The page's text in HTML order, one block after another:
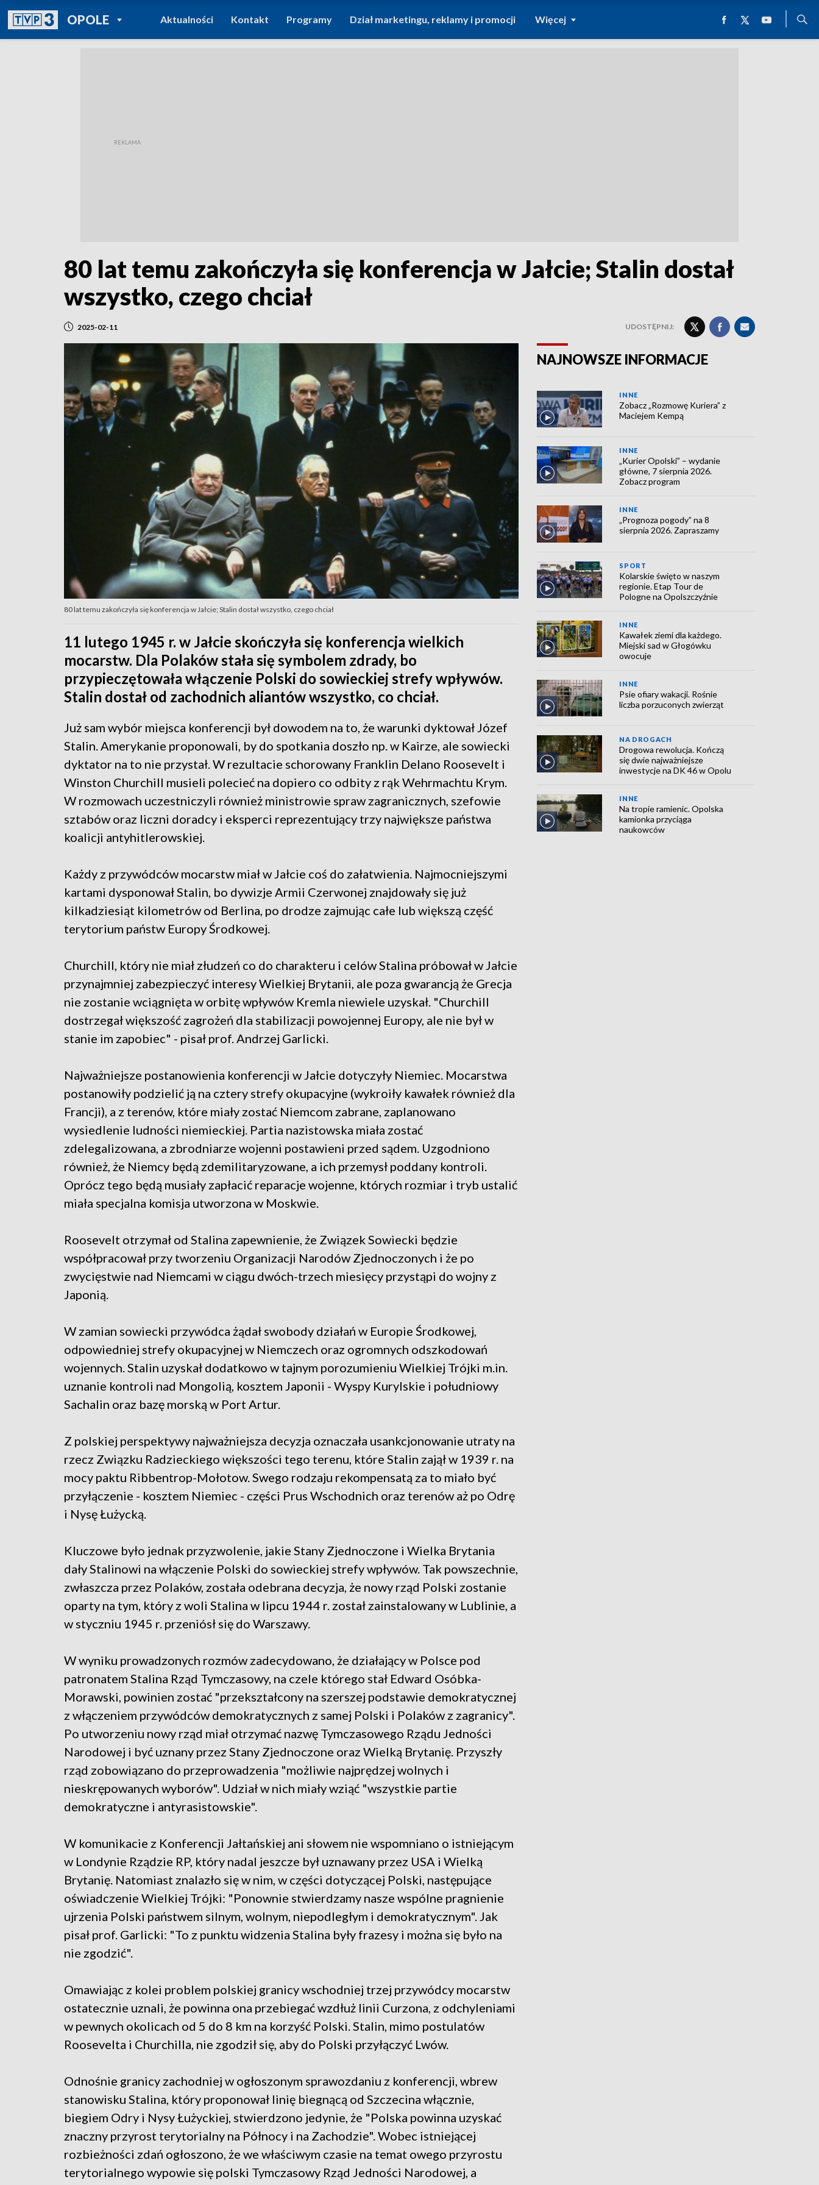
OPOLEPOWRÓT DO
TVP REGIONY
Aktualności Kontakt Programy Dział marketingu, reklamy i promocji Więcej
80 lat temu zakończyła się konferencja w Jałcie; Stalin dostał
wszystko, czego chciał
2025-02-11 UDOSTĘPNIJ:
80 lat temu zakończyła się konferencja w Jałcie; Stalin dostał wszystko, czego chciał
11 lutego 1945 r. w Jałcie skończyła się konferencja wielkich
mocarstw. Dla Polaków stała się symbolem zdrady, bo
przypieczętowała włączenie Polski do sowieckiej strefy wpływów.
Stalin dostał od zachodnich aliantów wszystko, co chciał.
Już sam wybór miejsca konferencji był dowodem na to, że warunki dyktował Józef
Stalin. Amerykanie proponowali, by do spotkania doszło np. w Kairze, ale sowiecki
dyktator na to nie przystał. W rezultacie schorowany Franklin Delano Roosevelt i
Winston Churchill musieli polecieć na dopiero co odbity z rąk Wehrmachtu Krym.
W rozmowach uczestniczyli również ministrowie spraw zagranicznych, szefowie
sztabów oraz liczni doradcy i eksperci reprezentujący trzy największe państwa
koalicji antyhitlerowskiej.
Każdy z przywódców mocarstw miał w Jałcie coś do załatwienia. Najmocniejszymi
kartami dysponował Stalin, bo dywizje Armii Czerwonej znajdowały się już
kilkadziesiąt kilometrów od Berlina, po drodze zajmując całe lub większą część
terytorium państw Europy Środkowej.
Churchill, który nie miał złudzeń co do charakteru i celów Stalina próbował w Jałcie
przynajmniej zabezpieczyć interesy Wielkiej Brytanii, ale poza gwarancją że Grecja
nie zostanie wciągnięta w orbitę wpływów Kremla niewiele uzyskał. "Churchill
dostrzegał większość zagrożeń dla stabilizacji powojennej Europy, ale nie był w
stanie im zapobiec" - pisał prof. Andrzej Garlicki.
Najważniejsze postanowienia konferencji w Jałcie dotyczyły Niemiec. Mocarstwa
postanowiły podzielić ją na cztery strefy okupacyjne (wykroiły kawałek również dla
Francji), a z terenów, które miały zostać Niemcom zabrane, zaplanowano
wysiedlenie ludności niemieckiej. Partia nazistowska miała zostać
zdelegalizowana, a zbrodniarze wojenni postawieni przed sądem. Uzgodniono
również, że Niemcy będą zdemilitaryzowane, a ich przemysł poddany kontroli.
Oprócz tego będą musiały zapłacić reparacje wojenne, których rozmiar i tryb ustalić
miała specjalna komisja utworzona w Moskwie.
Roosevelt otrzymał od Stalina zapewnienie, że Związek Sowiecki będzie
współpracował przy tworzeniu Organizacji Narodów Zjednoczonych i że po
zwycięstwie nad Niemcami w ciągu dwóch-trzech miesięcy przystąpi do wojny z
Japonią.
W zamian sowiecki przywódca żądał swobody działań w Europie Środkowej,
odpowiedniej strefy okupacyjnej w Niemczech oraz ogromnych odszkodowań
wojennych. Stalin uzyskał dodatkowo w tajnym porozumieniu Wielkiej Trójki m.in.
uznanie kontroli nad Mongolią, kosztem Japonii - Wyspy Kurylskie i południowy
Sachalin oraz bazę morską w Port Artur.
Z polskiej perspektywy najważniejsza decyzja oznaczała usankcjonowanie utraty na
rzecz Związku Radzieckiego większości tego terenu, które Stalin zajął w 1939 r. na
mocy paktu Ribbentrop-Mołotow. Swego rodzaju rekompensatą za to miało być
przyłączenie - kosztem Niemiec - części Prus Wschodnich oraz terenów aż po Odrę
i Nysę Łużycką.
Kluczowe było jednak przyzwolenie, jakie Stany Zjednoczone i Wielka Brytania
dały Stalinowi na włączenie Polski do sowieckiej strefy wpływów. Tak powszechnie,
zwłaszcza przez Polaków, została odebrana decyzja, że nowy rząd Polski zostanie
oparty na tym, który z woli Stalina w lipcu 1944 r. został zainstalowany w Lublinie, a
w styczniu 1945 r. przeniósł się do Warszawy.
W wyniku prowadzonych rozmów zadecydowano, że działający w Polsce pod
patronatem Stalina Rząd Tymczasowy, na czele którego stał Edward Osóbka-
Morawski, powinien zostać "przekształcony na szerszej podstawie demokratycznej
z włączeniem przywódców demokratycznych z samej Polski i Polaków z zagranicy".
Po utworzeniu nowy rząd miał otrzymać nazwę Tymczasowego Rządu Jedności
Narodowej i być uznany przez Stany Zjednoczone oraz Wielką Brytanię. Przyszły
rząd zobowiązano do przeprowadzenia "możliwie najprędzej wolnych i
nieskrępowanych wyborów". Udział w nich miały wziąć "wszystkie partie
demokratyczne i antyrasistowskie".
W komunikacie z Konferencji Jałtańskiej ani słowem nie wspomniano o istniejącym
w Londynie Rządzie RP, który nadal jeszcze był uznawany przez USA i Wielką
Brytanię. Natomiast znalazło się w nim, w części dotyczącej Polski, następujące
oświadczenie Wielkiej Trójki: "Ponownie stwierdzamy nasze wspólne pragnienie
ujrzenia Polski państwem silnym, wolnym, niepodległym i demokratycznym". Jak
pisał prof. Garlicki: "To z punktu widzenia Stalina były frazesy i można się było na
nie zgodzić".
Omawiając z kolei problem polskiej granicy wschodniej trzej przywódcy mocarstw
ostatecznie uznali, że powinna ona przebiegać wzdłuż linii Curzona, z odchyleniami
w pewnych okolicach od 5 do 8 km na korzyść Polski. Stalin, mimo postulatów
Roosevelta i Churchilla, nie zgodził się, aby do Polski przyłączyć Lwów.
Odnośnie granicy zachodniej w ogłoszonym sprawozdaniu z konferencji, wbrew
stanowisku Stalina, który proponował linię biegnącą od Szczecina włącznie,
biegiem Odry i Nysy Łużyckiej, stwierdzono jedynie, że "Polska powinna uzyskać
znaczny przyrost terytorialny na Północy i na Zachodzie". Wobec istniejącej
rozbieżności zdań ogłoszono, że we właściwym czasie na temat owego przyrostu
terytorialnego wypowie się polski Tymczasowy Rząd Jedności Narodowej, a
NAJNOWSZE INFORMACJE
INNE
Zobacz „Rozmowę Kuriera” z
Maciejem Kempą
INNE
„Kurier Opolski” – wydanie
główne, 7 sierpnia 2026.
Zobacz program
INNE
„Prognoza pogody” na 8
sierpnia 2026. Zapraszamy
SPORT
Kolarskie święto w naszym
regionie. Etap Tour de
Pologne na Opolszczyźnie
INNE
Kawałek ziemi dla każdego.
Miejski sad w Głogówku
owocuje
INNE
Psie ofiary wakacji. Rośnie
liczba porzuconych zwierząt
NA DROGACH
Drogowa rewolucja. Kończą
się dwie najważniejsze
inwestycje na DK 46 w Opolu
INNE
Na tropie ramienic. Opolska
kamionka przyciąga
naukowców